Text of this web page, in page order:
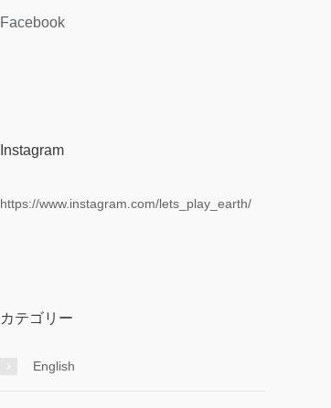
Facebook
Instagram
https://www.instagram.com/lets_play_earth/
カテゴリー
English